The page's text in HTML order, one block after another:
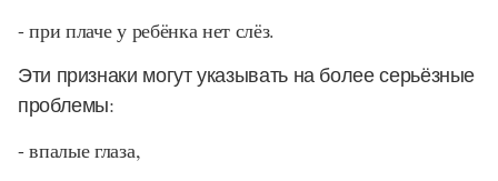
- при плаче у ребёнка нет слёз.
Эти признаки могут указывать на более серьёзные
проблемы:
- впалые глаза,